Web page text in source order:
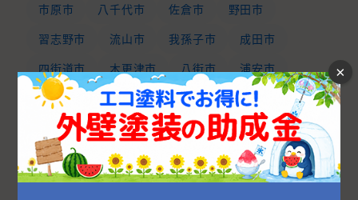
市原市
八千代市 佐倉市
野田市
習志野市
流山市 我孫子市
成田市
四街道市
木更津市 八街市
浦安市
旭市
印西市 鎌ケ谷市 茂原市
君津市
袖ケ浦市
富里市 白井市
印旛郡
山武市
富津市 大網白里市
東金市
山武郡
いすみ市 長生郡 香取市
×